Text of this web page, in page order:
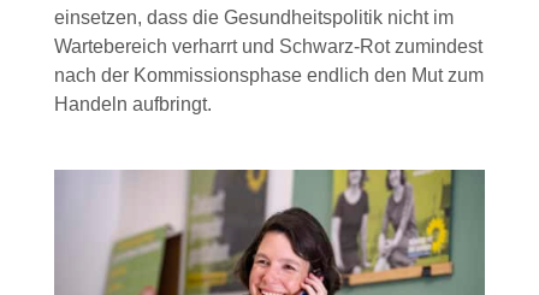
einsetzen, dass die Gesundheitspolitik nicht im
Wartebereich verharrt und Schwarz-Rot zumindest
nach der Kommissionsphase endlich den Mut zum
Handeln aufbringt.